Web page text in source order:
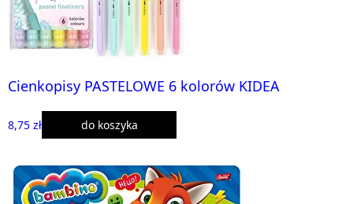
Cienkopisy PASTELOWE 6 kolorów KIDEA
8,75 zł do koszyka